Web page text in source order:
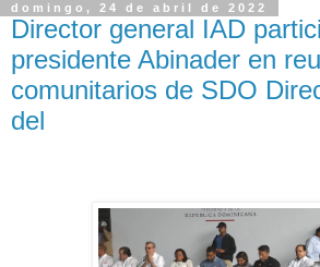
domingo, 24 de abril de 2022
Director general IAD
presidente Abinader en
comunitarios de SDO
del